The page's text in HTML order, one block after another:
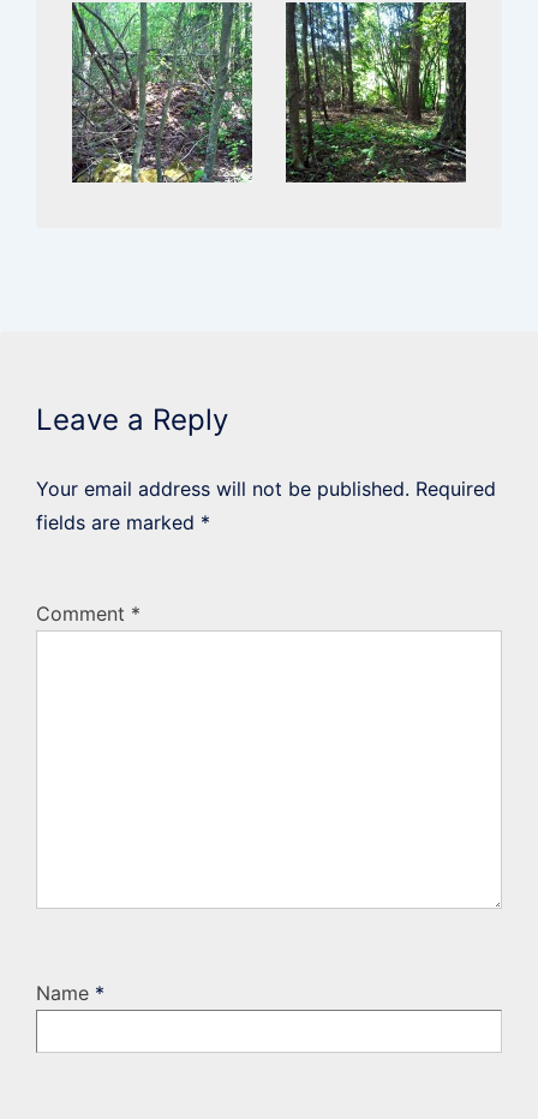
Leave a Reply
Your email address will not be published. Required
fields are marked *
Comment *
Name *